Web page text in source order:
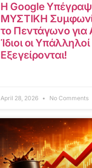
Η Google
ΜΥΣΤΙΚΗ
το Πεντάγωνο για
Ίδιοι οι
Εξεγείρονται!
April 28, 2026 No Comments